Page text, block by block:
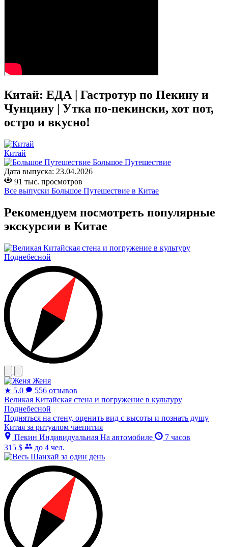
Китай: ЕДА | Гастротур по Пекину и
Чунцину | Утка по-пекински, хот пот,
остро и вкусно!
Китай
Большое Путешествие
Дата выпуска: 23.04.2026
91 тыс. просмотров
Все выпуски Большое Путешествие в Китае
Рекомендуем посмотреть популярные
экскурсии в Китае
Женя
★ 5.0
556 отзывов
Великая Китайская стена и погружение в культуру
Поднебесной
Подняться на стену, оценить вид с высоты и познать душу
Китая за ритуалом чаепития
Пекин Индивидуальная На автомобиле
7 часов
315 $
до 4 чел.